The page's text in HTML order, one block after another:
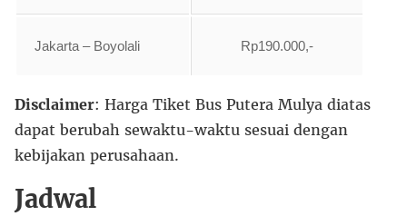
Jakarta – Boyolali Rp190.000,-
Disclaimer: Harga Tiket Bus Putera Mulya diatas
dapat berubah sewaktu-waktu sesuai dengan
kebijakan perusahaan.
Jadwal